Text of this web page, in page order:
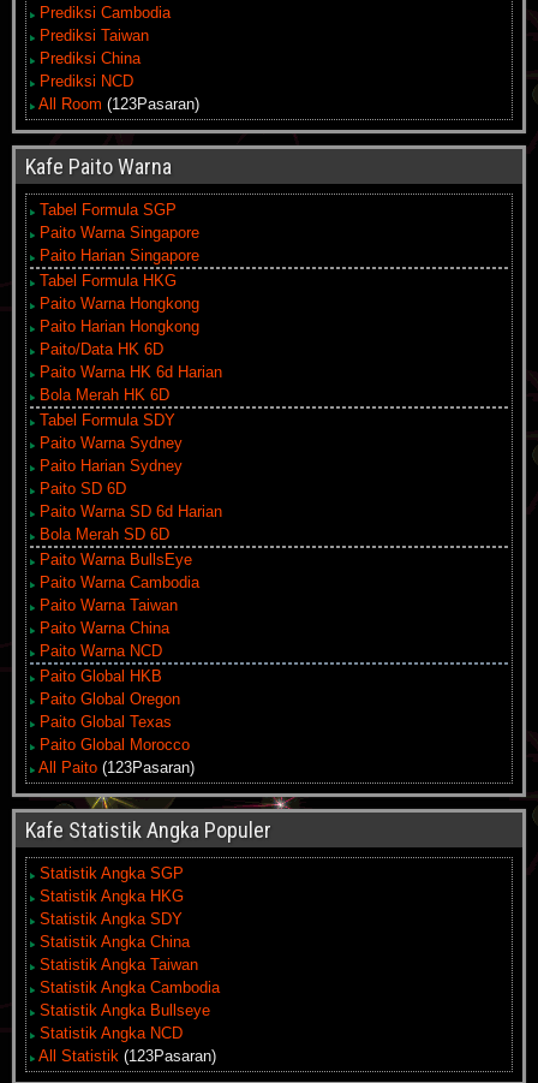
Prediksi Cambodia
Prediksi Taiwan
Prediksi China
Prediksi NCD
All Room (123Pasaran)
Kafe Paito Warna
Tabel Formula SGP
Paito Warna Singapore
Paito Harian Singapore
Tabel Formula HKG
Paito Warna Hongkong
Paito Harian Hongkong
Paito/Data HK 6D
Paito Warna HK 6d Harian
Bola Merah HK 6D
Tabel Formula SDY
Paito Warna Sydney
Paito Harian Sydney
Paito SD 6D
Paito Warna SD 6d Harian
Bola Merah SD 6D
Paito Warna BullsEye
Paito Warna Cambodia
Paito Warna Taiwan
Paito Warna China
Paito Warna NCD
Paito Global HKB
Paito Global Oregon
Paito Global Texas
Paito Global Morocco
All Paito (123Pasaran)
Kafe Statistik Angka Populer
Statistik Angka SGP
Statistik Angka HKG
Statistik Angka SDY
Statistik Angka China
Statistik Angka Taiwan
Statistik Angka Cambodia
Statistik Angka Bullseye
Statistik Angka NCD
All Statistik (123Pasaran)